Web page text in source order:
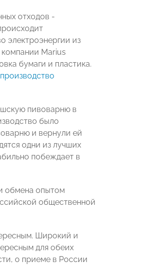
отходов -
электроэнергии из
Marius
бумаги и пластика.
пивоварню в
было
и вернули ей
одни из лучших
побеждает в
обмена опытом
общественной
Широкий и
для обеих
о приеме в России